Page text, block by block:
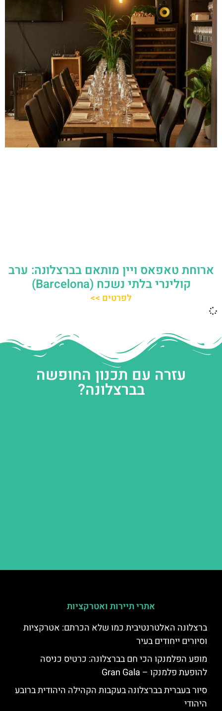
ארוחת טאפאס ויין מותאם בברצלונה: ערב
קולינרי בלתי נשכח (Barcelona)
לפרטים >>
עזרה עם תכנון החופשה
בברצלונה?
אתרי תיירות ואטרקציות
ברצלונה האלטרנטיבית כמו שלא הכרתם: אטרקציות
וסיורים ייחודים בעיר
מופע הפלמנקו הכי חם בברצלונה: כרטיס כניסה
להופעת פלמנקו – Gran Gala
סיור בעברית בברצלונה בעקבות הקהילה היהודית ברובע
היהודי